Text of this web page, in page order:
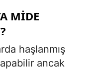
MIDE
haşlanmış
ancak